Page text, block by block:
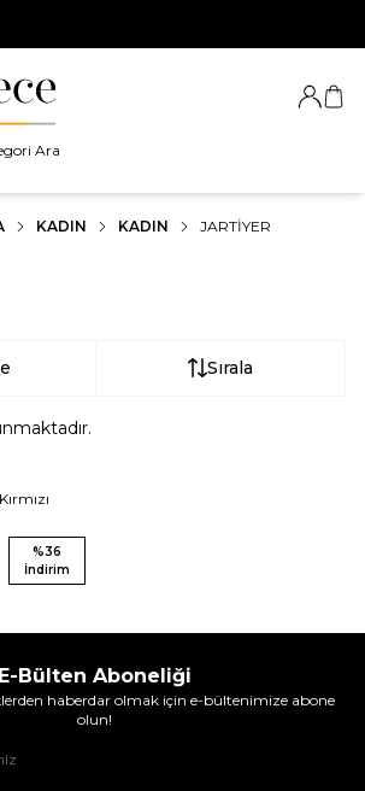
Giriş
KADIN KADIN JARTIYER
Sırala
%36
İndirim
E-Bülten Aboneliği
haberdar olmak için e-bültenimize abone
olun!